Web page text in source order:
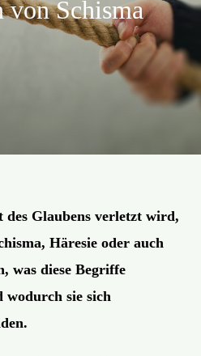
von Schisma
des Glaubens verletzt wird,
Häresie oder auch
was diese Begriffe
wodurch sie sich